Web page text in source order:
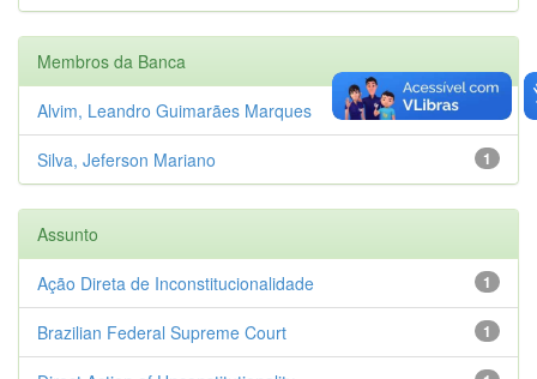
Membros da Banca
Alvim, Leandro Guimarães Marques
1
Silva, Jeferson Mariano
Assunto
1
Ação Direta de Inconstitucionalidade
1
Brazilian Federal Supreme Court